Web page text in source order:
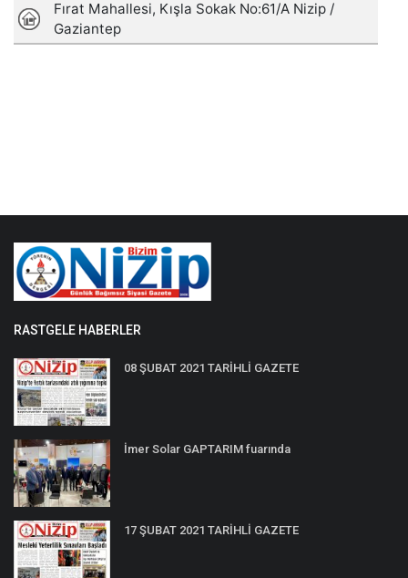
RASTGELE HABERLER
08 ŞUBAT 2021 TARİHLİ GAZETE
İmer Solar GAPTARIM fuarında
17 ŞUBAT 2021 TARİHLİ GAZETE